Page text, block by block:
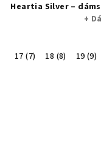
Heartia Silver –
+
17 (7)
18 (8) 19 (9)